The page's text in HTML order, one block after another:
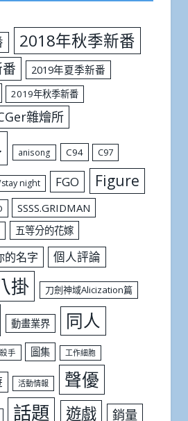
2018年秋季新番
2019年夏季新番
2019年秋季新番
雜燴所
anisong C94 C97
night FGO Figure
SSSS.GRIDMAN
五等分的花嫁
的名字 個人評論
掛 刀劍神域Alicization篇
動畫業界 同人
手 圖集 工作細胞
活動情報 聲優
話題 遊戲 銷量